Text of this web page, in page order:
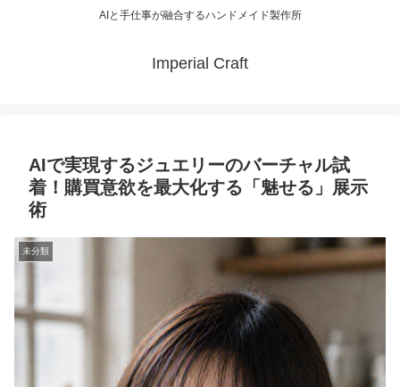
AIと手仕事が融合するハンドメイド製作所
Imperial Craft
AIで実現するジュエリーのバーチャル試
着！購買意欲を最大化する「魅せる」展示
術
未分類